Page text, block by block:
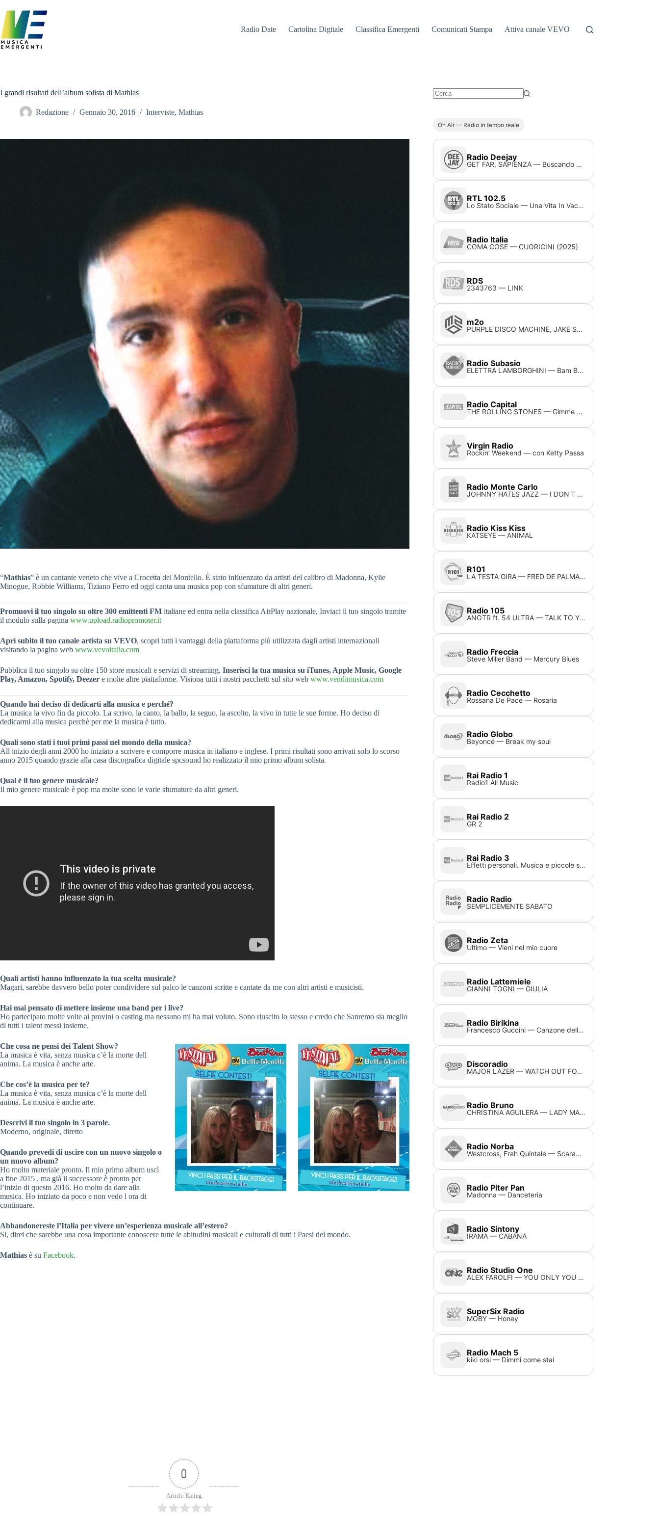
contenuto
Radio Date
Cartolina Digitale Classifica Emergenti Comunicati Stampa Attiva canale VEVO
I grandi risultati dell’album solista di Mathias
Redazione Gennaio 30, 2016 Interviste, Mathias
“Mathias” è un cantante veneto che vive a Crocetta del Montello. È stato influenzato da artisti del calibro di Madonna, Kylie
Minogue, Robbie Williams, Tiziano Ferro ed oggi canta una musica pop con sfumature di altri generi.
Promuovi il tuo singolo su oltre 300 emittenti FM italiane ed entra nella classifica AirPlay nazionale, Inviaci il tuo singolo tramite
il modulo sulla pagina www.upload.radiopromoter.it
Apri subito il tuo canale artista su VEVO, scopri tutti i vantaggi della piattaforma più utilizzata dagli artisti internazionali
visitando la pagina web www.vevoitalia.com
Pubblica il tuo singolo su oltre 150 store musicali e servizi di streaming. Inserisci la tua musica su iTunes, Apple Music, Google
Play, Amazon, Spotify, Deezer e molte altre piattaforme. Visiona tutti i nostri pacchetti sul sito web www.vendimusica.com
Quando hai deciso di dedicarti alla musica e perché?
La musica la vivo fin da piccolo. La scrivo, la canto, la ballo, la seguo, la ascolto, la vivo in tutte le sue forme. Ho deciso di
dedicarmi alla musica perchè per me la musica è tutto.
Quali sono stati i tuoi primi passi nel mondo della musica?
All inizio degli anni 2000 ho iniziato a scrivere e comporre musica in italiano e inglese. I primi risultati sono arrivati solo lo scorso
anno 2015 quando grazie alla casa discografica digitale spcsound ho realizzato il mio primo album solista.
Qual è il tuo genere musicale?
Il mio genere musicale è pop ma molte sono le varie sfumature da altri generi.
Quali artisti hanno influenzato la tua scelta musicale?
Magari, sarebbe davvero bello poter condividere sul palco le canzoni scritte e cantate da me con altri artisti e musicisti.
Hai mai pensato di mettere insieme una band per i live?
Ho partecipato molte volte ai provini o casting ma nessuno mi ha mai voluto. Sono riuscito lo stesso e credo che Sanremo sia meglio
di tutti i talent messi insieme.
Che cosa ne pensi dei Talent Show?
La musica è vita, senza musica c’è la morte dell
anima. La musica è anche arte.
Che cos’è la musica per te?
La musica è vita, senza musica c’è la morte dell
anima. La musica è anche arte.
Descrivi il tuo singolo in 3 parole.
Moderno, originale, diretto
Quando prevedi di uscire con un nuovo singolo o
un nuovo album?
Ho molto materiale pronto. Il mio primo album uscì
a fine 2015 , ma già il successore è pronto per
l’inizio di questo 2016. Ho molto da dare alla
musica. Ho iniziato da poco e non vedo l ora di
continuare.
Abbandonereste l’Italia per vivere un’esperienza musicale all’estero?
Si, direi che sarebbe una cosa importante conoscere tutte le abitudini musicali e culturali di tutti i Paesi del mondo.
Mathias è su Facebook.
On Air — Radio in tempo reale
Radio Deejay
GET FAR, SAPIENZA — Buscando Amor (Extended)
RTL 102.5
Lo Stato Sociale — Una Vita In Vacanza
Radio Italia
COMA COSE — CUORICINI (2025)
RDS
2343763 — LINK
m2o
PURPLE DISCO MACHINE, JAKE SHEARS — Fire + Ice
Radio Subasio
ELETTRA LAMBORGHINI — Bam Bam Bambina
Radio Capital
THE ROLLING STONES — Gimme shelter
Virgin Radio
Rockin’ Weekend — con Ketty Passa
Radio Monte Carlo
JOHNNY HATES JAZZ — I DON'T WANT TO BE A HERO
Radio Kiss Kiss
KATSEYE — ANIMAL
R101
LA TESTA GIRA — FRED DE PALMA, ANITTA, EMIS KILLA
Radio 105
ANOTR ft. 54 ULTRA — TALK TO YOU
Radio Freccia
Steve Miller Band — Mercury Blues
Radio Cecchetto
Rossana De Pace — Rosaria
Radio Globo
Beyoncé — Break my soul
Rai Radio 1
Radio1 All Music
Rai Radio 2
GR 2
Rai Radio 3
Effetti personali. Musica e piccole storie di chi fa la radio
Radio Radio
SEMPLICEMENTE SABATO
Radio Zeta
Ultimo — Vieni nel mio cuore
Radio Lattemiele
GIANNI TOGNI — GIULIA
Radio Birikina
Francesco Guccini — Canzone delle domande consuete
Discoradio
MAJOR LAZER — WATCH OUT FOR THIS (BUMAYE)
Radio Bruno
CHRISTINA AGUILERA — LADY MARMALADE
Radio Norba
Westcross, Frah Quintale — Scarabocchi
Radio Piter Pan
Madonna — Danceteria
Radio Sintony
IRAMA — CABANA
Radio Studio One
ALEX FAROLFI — YOU ONLY YOU (RADIO)
SuperSix Radio
MOBY — Honey
Radio Mach 5
kiki orsi — Dimmi come stai
0
Article Rating